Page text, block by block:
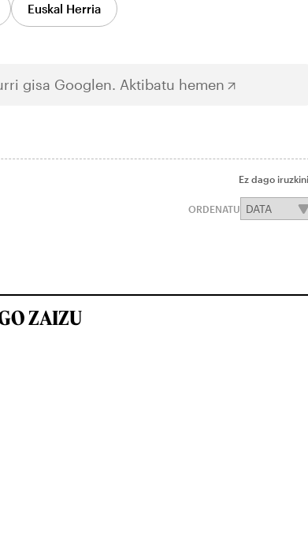
Euskal Herria
gisa Googlen. Aktibatu hemen
Ez dago
ORDENATU
ZAIZU